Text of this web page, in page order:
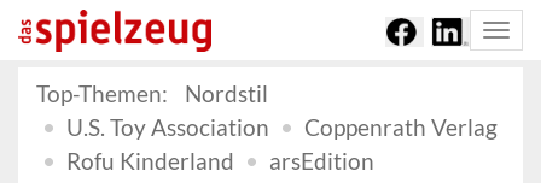
Top-Themen:
Nordstil
U.S. Toy Association
Coppenrath Verlag
Rofu Kinderland
arsEdition